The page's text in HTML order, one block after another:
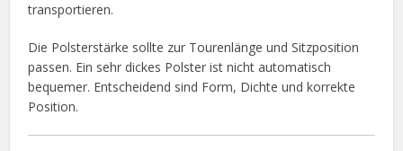
transportieren.
Die Polsterstärke sollte zur Tourenlänge und Sitzposition
passen. Ein sehr dickes Polster ist nicht automatisch
bequemer. Entscheidend sind Form, Dichte und korrekte
Position.